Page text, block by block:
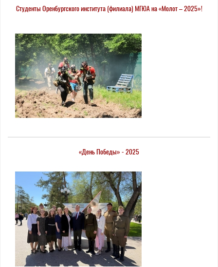
Студенты Оренбургского института (филиала) МГЮА на «Молот – 2025»!
«День Победы» - 2025